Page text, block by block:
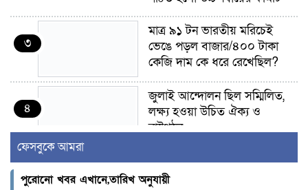
৩
মাত্র ৯১ টন ভারতীয় মরিচেই
ভেঙে পড়ল বাজার/৪০০ টাকা
কেজি দাম কে ধরে রেখেছিল?
৪
জুলাই আন্দোলন ছিল সম্মিলিত,
লক্ষ্য হওয়া উচিত ঐক্য ও
রাষ্ট্রগঠন
৫
ভোরে ঝিনাইদহ সীমান্তে জটলা
দেখে বিএসএফের রাবার বুলেট,
ফেসবুকে আমরা
পুরোনো খবর এখানে,তারিখ অনুযায়ী